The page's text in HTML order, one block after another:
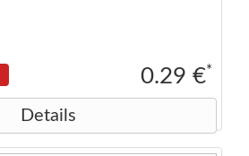
0.29 €*
Details